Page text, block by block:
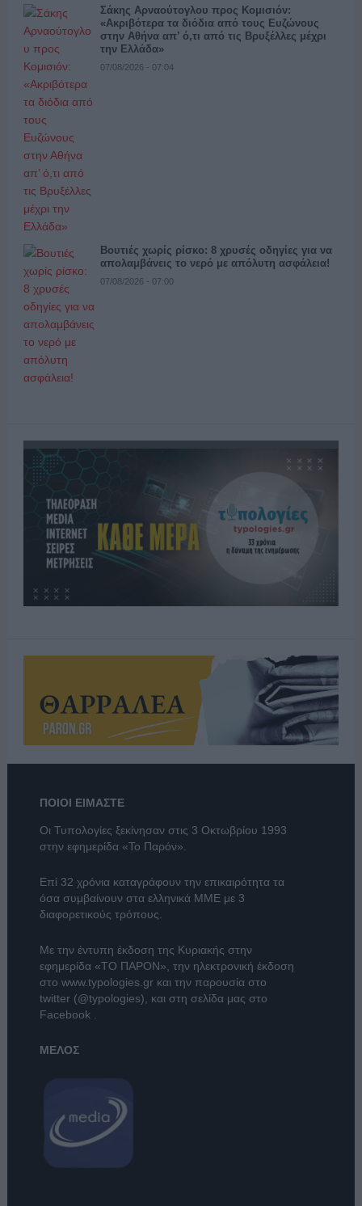
Σάκης Αρναούτογλου προς Κομισιόν:
«Ακριβότερα τα διόδια από τους Ευζώνους
στην Αθήνα απ’ ό,τι από τις Βρυξέλλες μέχρι
την Ελλάδα»
07/08/2026 - 07:04
Βουτιές χωρίς ρίσκο: 8 χρυσές οδηγίες για να
απολαμβάνεις το νερό με απόλυτη ασφάλεια!
07/08/2026 - 07:00
ΠΟΙΟΙ ΕΙΜΑΣΤΕ
Οι Τυπολογίες ξεκίνησαν στις 3 Οκτωβρίου 1993
στην εφημερίδα «Το Παρόν».
Επί 32 χρόνια καταγράφουν την επικαιρότητα τα
όσα συμβαίνουν στα ελληνικά ΜΜΕ με 3
διαφορετικούς τρόπους.
Με την έντυπη έκδοση της Κυριακής στην
εφημερίδα «ΤΟ ΠΑΡΟΝ» , την ηλεκτρονική έκδοση
στο www.typologies.grκαι την παρουσία στο
twitter (@typologies) , και στη σελίδα μας στο
Facebook
ΜΕΛΟΣ